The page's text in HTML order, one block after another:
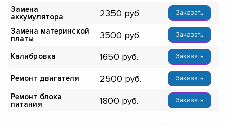
Замена
аккумулятора
2350 Заказать
Замена материнской
платы
3500 Заказать
Калибровка 1650 Заказать
Ремонт двигателя 2500 Заказать
Ремонт блока
питания
1800 Заказать